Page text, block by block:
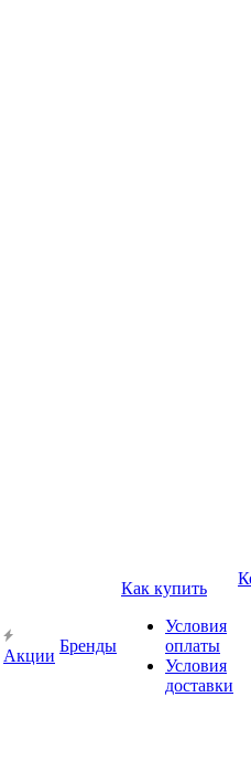
Акции
Бренды
Как купить
Условия
оплаты
Условия
доставки